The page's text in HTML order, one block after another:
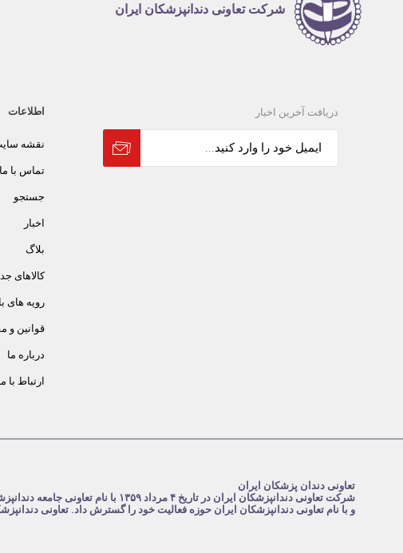
شرکت تعاونی دندانپزشکان ایران
دریافت آخرین اخبار اطلاعات
نقشه
تماس با ما
جستجو
اخبار
بلاگ
کالاهای
رویه های
قوانین و
درباره ما
ارتباط با
تعاونی دندان پزشکان ایران
و با نام تعاونی دندانپزشکان ایران حوزه فعالیت خود را گسترش داد. تعاونی